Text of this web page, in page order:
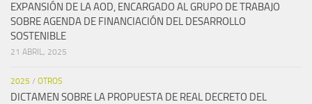
EXPANSIÓN DE LA AOD, ENCARGADO AL GRUPO DE TRABAJO
SOBRE AGENDA DE FINANCIACIÓN DEL DESARROLLO
SOSTENIBLE
21 ABRIL, 2025
2025 / OTROS
DICTAMEN SOBRE LA PROPUESTA DE REAL DECRETO DEL